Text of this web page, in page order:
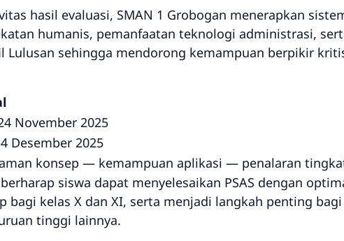
hasil evaluasi, SMAN 1 Grobogan menerapkan
humanis, pemanfaatan teknologi administrasi,
Lulusan sehingga mendorong kemampuan berpikir
November 2025
Desember 2025
konsep — kemampuan aplikasi — penalaran
siswa dapat menyelesaikan PSAS dengan
bagi kelas X dan XI, serta menjadi langkah penting
tinggi lainnya.